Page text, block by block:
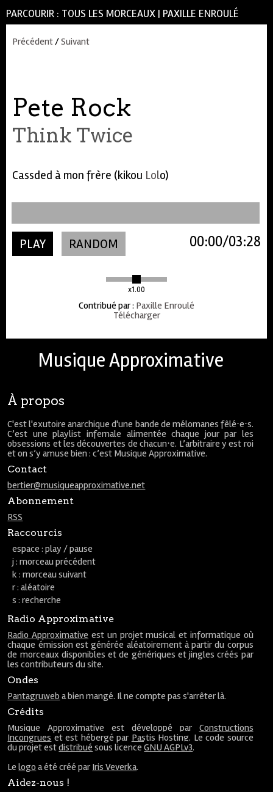
PARCOURIR : TOUS LES MORCEAUX | PAXILLE ENROULÉ
Précédent/Suivant
Pete Rock
Think Twice
Cassded à mon frère (kikou Lolo)
PLAY RANDOM
x1.00
03:28
00:00
Contribué par: Paxille Enroulé
Télécharger
Musique Approximative
À propos
C'est l'exutoire anarchique d'une bande de mélomanes fêlé⋅e⋅s.
C’est une playlist infernale alimentée chaque jour par les
obsessions et les découvertes de chacun⋅e. L’arbitraire y est roi
et on s’y amuse bien : c’est Musique Approximative.
Contact
bertier@musiqueapproximative.net
Abonnement
RSS
Raccourcis
espace : play / pause
j : morceau précédent
k : morceau suivant
r : aléatoire
s : recherche
Radio Approximative
Radio Approximative est un projet musical et informatique où
chaque émission est générée aléatoirement à partir du corpus
de morceaux disponibles et de génériques et jingles créés par
les contributeurs du site.
Ondes
Pantagruweb a bien mangé. Il ne compte pas s'arrêter là.
Crédits
Musique Approximative est développé par Constructions
Incongrues et est hébergé par Pastis Hosting. Le code source
du projet estdistribué sous licenceGNU AGPLv3.
Lelogo a été créé par Iris Veverka.
Aidez-nous !